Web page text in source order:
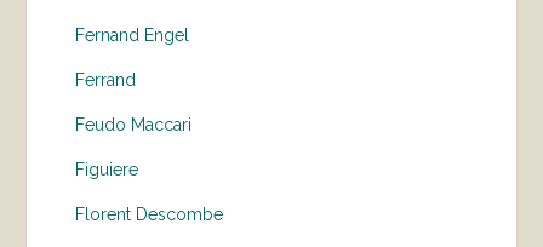
Fernand Engel
Ferrand
Feudo Maccari
Figuiere
Florent Descombe